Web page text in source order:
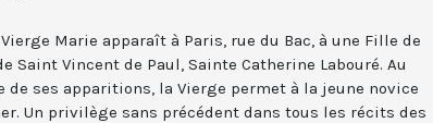
Vierge Marie apparaît à Paris, rue du Bac, à une Fille de
Saint Vincent de Paul, Sainte Catherine Labouré. Au
de ses apparitions, la Vierge permet à la jeune novice
Un privilège sans précédent dans tous les récits des